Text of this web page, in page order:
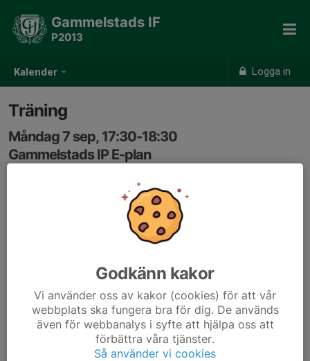
Kalender Logga in
Gammelstads IF
P2013
Träning
Måndag 7 sep, 17:30-18:30
Gammelstads IP E-plan
Godkänn kakor
Vi använder oss av kakor (cookies) för att vår
webbplats ska fungera bra för dig. De används
även för webbanalys i syfte att hjälpa oss att
förbättra våra tjänster.
Så använder vi cookies